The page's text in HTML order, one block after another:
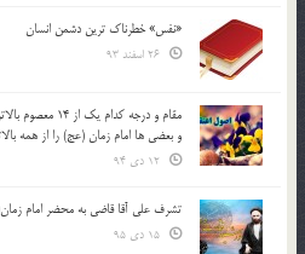
«نفس» خطرناک ترین دشمن انسان
مقام و درجه
و بعضي ها امام زمان (عج) را از همه
تشرف علي آقا قاضي به محضر امام